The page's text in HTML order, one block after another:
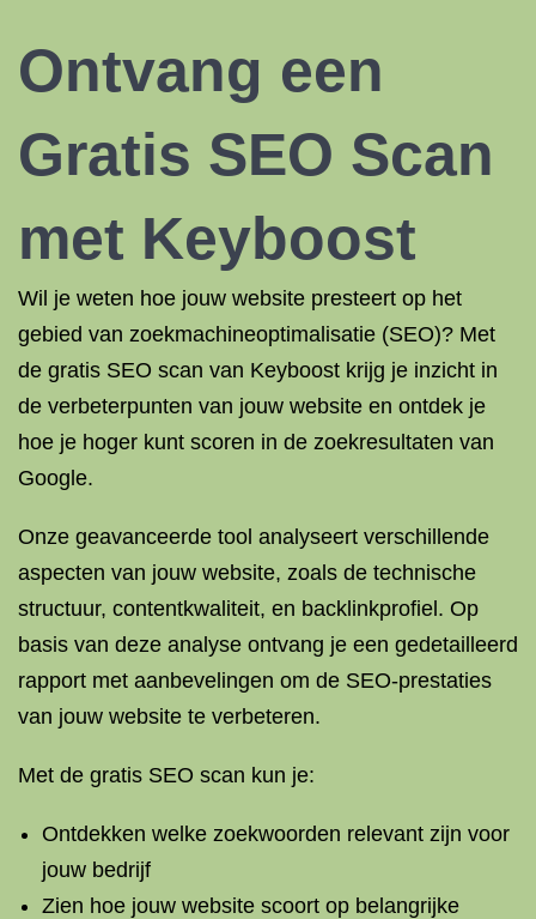
Ontvang een
Gratis SEO Scan
met Keyboost
Wil je weten hoe jouw website presteert op het
gebied van zoekmachineoptimalisatie (SEO)? Met
de gratis SEO scan van Keyboost krijg je inzicht in
de verbeterpunten van jouw website en ontdek je
hoe je hoger kunt scoren in de zoekresultaten van
Google.
Onze geavanceerde tool analyseert verschillende
aspecten van jouw website, zoals de technische
structuur, contentkwaliteit, en backlinkprofiel. Op
basis van deze analyse ontvang je een gedetailleerd
rapport met aanbevelingen om de SEO-prestaties
van jouw website te verbeteren.
Met de gratis SEO scan kun je:
Ontdekken welke zoekwoorden relevant zijn voor
jouw bedrijf
Zien hoe jouw website scoort op belangrijke